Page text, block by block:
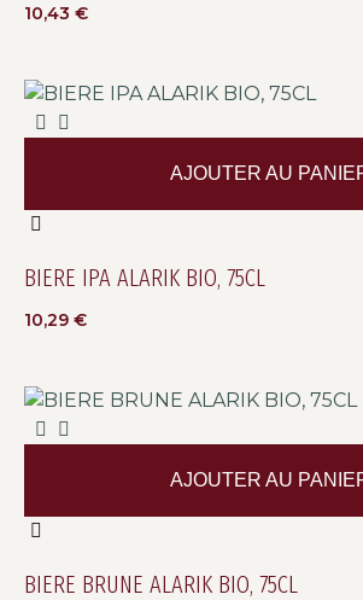
10,43 €
BIERE IPA ALARIK BIO, 75CL
10,29 €
AJOUTER AU
BIERE BRUNE ALARIK BIO, 75CL
AJOUTER AU